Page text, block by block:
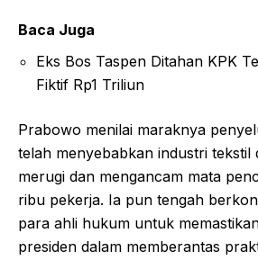
Baca Juga
Eks Bos Taspen Ditahan KPK
Fiktif Rp1 Triliun
Prabowo menilai maraknya
telah menyebabkan industri tekstil
merugi dan mengancam mata
ribu pekerja. Ia pun tengah
para ahli hukum untuk
presiden dalam memberantas